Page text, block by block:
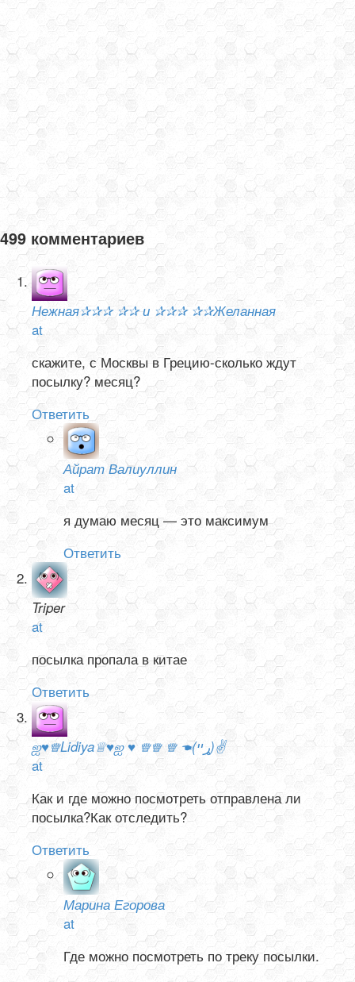
499 комментариев
Нежная✰✰✰ ✰✰ и ✰✰✰ ✰✰Желанная
at
скажите, с Москвы в Грецию-сколько ждут
посылку? месяц?
Ответить
Айрат Валиуллин
at
я думаю месяц — это максимум
Ответить
Triper
at
посылка пропала в китае
Ответить
ஐ♥♕Lidiya♕♥ஐ ♥ ♕♕ ♕ ☚(ړײ)✌
at
Как и где можно посмотреть отправлена ли
посылка?Как отследить?
Ответить
Марина Егорова
at
Где можно посмотреть по треку посылки.